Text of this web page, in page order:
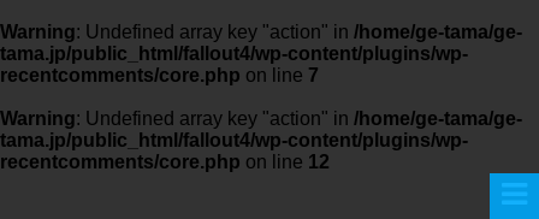
Warning: Undefined array key "action" in /home/ge-tama/ge-
tama.jp/public_html/fallout4/wp-content/plugins/wp-
recentcomments/core.php on line 7
Warning: Undefined array key "action" in /home/ge-tama/ge-
tama.jp/public_html/fallout4/wp-content/plugins/wp-
recentcomments/core.php on line 12